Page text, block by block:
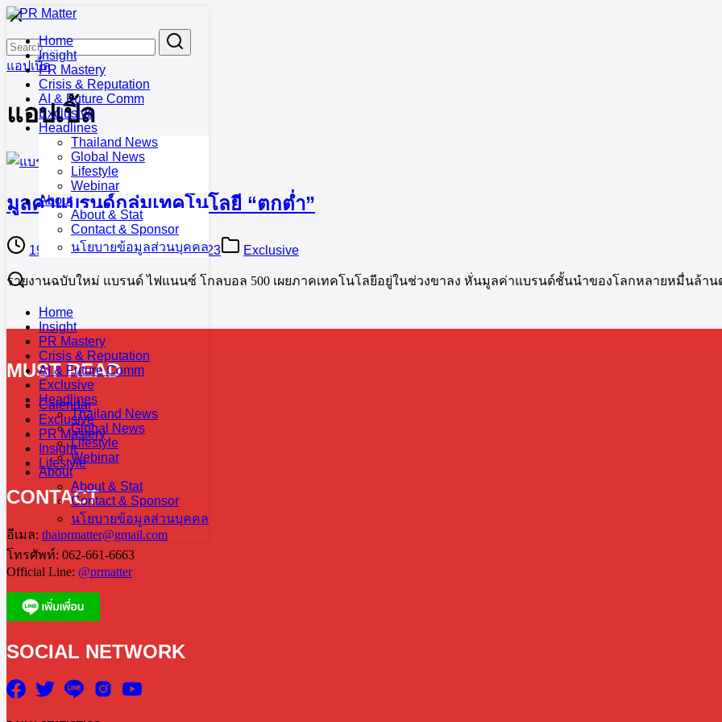
Skip
contentHome
Insight
PR Mastery
Crisis & Reputation
AI & Future Comm
Exclusive
Headlines
Thailand News
Global News
Lifestyle
Webinar
About
About & Stat
Contact & Sponsor
นโยบายข้อมูลส่วนบุคคล
Home
Insight
PR Mastery
Crisis & Reputation
AI & Future Comm
Exclusive
Headlines
Thailand News
Global News
Lifestyle
Webinar
About
About & Stat
Contact & Sponsor
นโยบายข้อมูลส่วนบุคคล
Search
for:
แอปเปิ้ล
แอปเปิ้ล
มูลค่าแบรนด์กลุ่มเทคโนโลยี “ตกต่ำ”
19 January 202319 January 2023 Exclusive
รายงานฉบับใหม่ แบรนด์ ไฟแนนซ์ โกลบอล 500 เผยภาคเทคโนโลยีอยู่ในช่วงขาลง หั่นมูลค่าแบรนด์ชั้นนำของโลกหลายหมื่นล้าน
MUST READ
Calendar
Exclusive
PR Mastery
Insight
Lifestyle
CONTACT
อีเมล: thaiprmatter@gmail.com
โทรศัพท์: 062-661-6663
Official Line: @prmatter
SOCIAL NETWORK